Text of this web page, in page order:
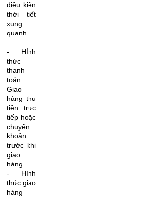
điều kiện
thời tiết
xung
quanh.
- HÌnh
thức
thanh
toán :
Giao
hàng thu
tiền trực
tiếp hoặc
chuyển
khoản
trước khi
giao
hàng.
- Hình
thức giao
hàng